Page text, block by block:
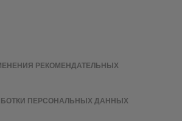
РЕКОМЕНДАТЕЛЬНЫХ
ПЕРСОНАЛЬНЫХ ДАННЫХ